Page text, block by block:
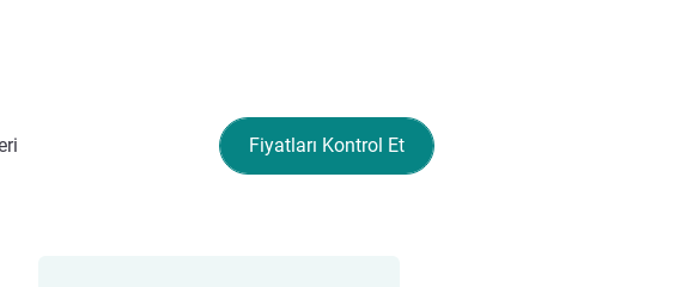
Fiyatları Kontrol Et